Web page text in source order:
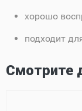
хорошо
подходит
Смотрите